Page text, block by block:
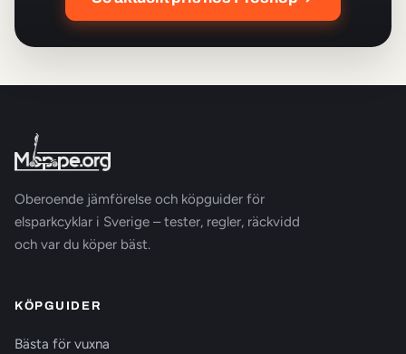
Oberoende jämförelse och köpguider för
elsparkcyklar i Sverige – tester, regler, räckvidd
och var du köper bäst.
KÖPGUIDER
Bästa för vuxna